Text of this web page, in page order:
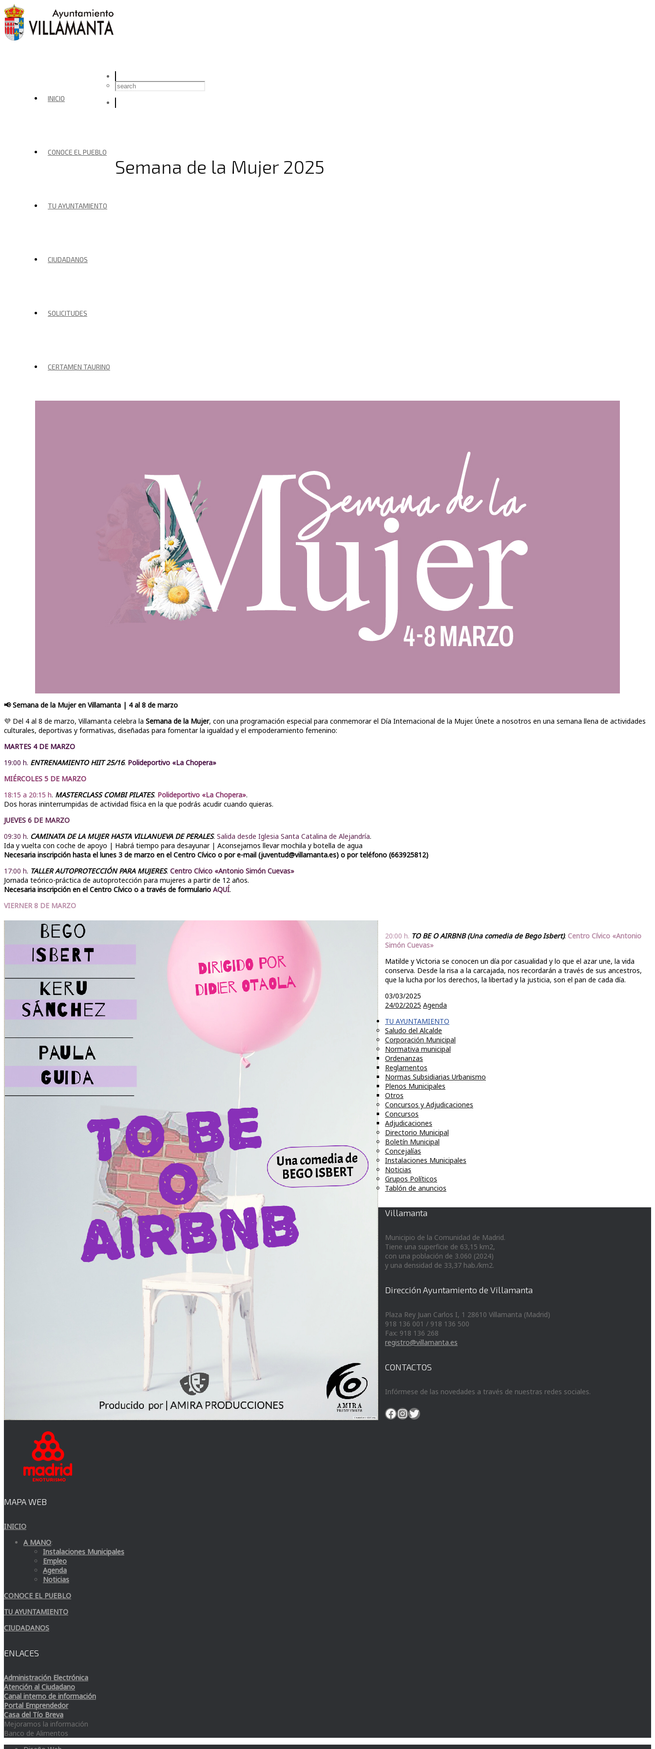
INICIO
CONOCE EL PUEBLO
TU AYUNTAMIENTO
CIUDADANOS
SOLICITUDES
CERTAMEN TAURINO
Semana de la Mujer 2025
📢 Semana de la Mujer en Villamanta | 4 al 8 de marzo
💜 Del 4 al 8 de marzo, Villamanta celebra la Semana de la Mujer, con una programación especial para conmemorar el Día Internacional de la Mujer. Únete a nosotros en una semana llena de actividades
culturales, deportivas y formativas, diseñadas para fomentar la igualdad y el empoderamiento femenino:
MARTES 4 DE MARZO
19:00 h. ENTRENAMIENTO HIIT 25/16. Polideportivo «La Chopera»
MIÉRCOLES 5 DE MARZO
18:15 a 20:15 h. MASTERCLASS COMBI PILATES. Polideportivo «La Chopera».
Dos horas ininterrumpidas de actividad física en la que podrás acudir cuando quieras.
JUEVES 6 DE MARZO
09:30 h. CAMINATA DE LA MUJER HASTA VILLANUEVA DE PERALES. Salida desde Iglesia Santa Catalina de Alejandría.
Ida y vuelta con coche de apoyo | Habrá tiempo para desayunar | Aconsejamos llevar mochila y botella de agua
Necesaria inscripción hasta el lunes 3 de marzo en el Centro Cívico o por e-mail (juventud@villamanta.es) o por teléfono (663925812)
17:00 h. TALLER AUTOPROTECCIÓN PARA MUJERES. Centro Cívico «Antonio Simón Cuevas»
Jornada teórico-práctica de autoprotección para mujeres a partir de 12 años.
Necesaria inscripción en el Centro Cívico o a través de formulario AQUÍ.
VIERNER 8 DE MARZO
20:00 h. TO BE O AIRBNB (Una comedia de Bego Isbert). Centro Cívico «Antonio
Simón Cuevas»
Matilde y Victoria se conocen un día por casualidad y lo que el azar une, la vida
conserva. Desde la risa a la carcajada, nos recordarán a través de sus ancestros,
que la lucha por los derechos, la libertad y la justicia, son el pan de cada día.
03/03/2025
24/02/2025 Agenda
TU AYUNTAMIENTO
Saludo del Alcalde
Corporación Municipal
Normativa municipal
Ordenanzas
Reglamentos
Normas Subsidiarias Urbanismo
Plenos Municipales
Otros
Concursos y Adjudicaciones
Concursos
Adjudicaciones
Directorio Municipal
Boletín Municipal
Concejalías
Instalaciones Municipales
Noticias
Grupos Políticos
Tablón de anuncios
Villamanta
Municipio de la Comunidad de Madrid.
Tiene una superficie de 63,15 km2,
con una población de 3.060 (2024)
y una densidad de 33,37 hab./km2.
Dirección Ayuntamiento de Villamanta
Plaza Rey Juan Carlos I, 1 28610 Villamanta (Madrid)
918 136 001 / 918 136 500
Fax: 918 136 268
registro@villamanta.es
CONTACTOS
Infórmese de las novedades a través de nuestras redes sociales.
Facebook
Instagram
Twitter
MAPA WEB
INICIO
A MANO:
Instalaciones Municipales
Empleo
Agenda
Noticias
CONOCE EL PUEBLO
TU AYUNTAMIENTO
CIUDADANOS
ENLACES
Administración Electrónica
Atención al Ciudadano
Canal interno de información
Portal Emprendedor
Casa del Tío Breva
Mejoramos la información
Banco de Alimentos